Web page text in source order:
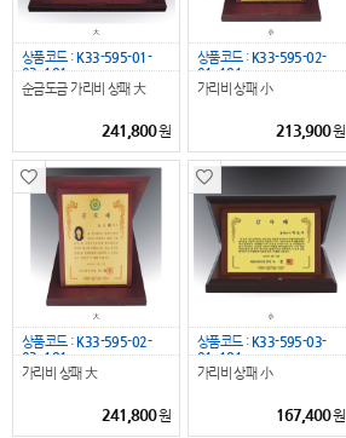
상품코드 : K33-595-01-
03_181
순금도금 가리비 상패 大
241,800원
상품코드 : K33-595-02-
01_181
가리비 상패 小
213,900원
상품코드 :K33-595-02-
03_181
가리비 상패 大
241,800원
상품코드 :K33-595-03-
01_181
가리비 상패 小
167,400원